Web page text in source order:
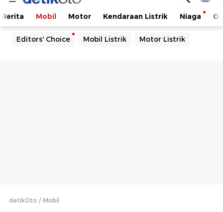
Berita Mobil Motor Kendaraan Listrik Niaga
Editors' Choice Mobil Listrik Motor Listrik
detikOto Mobil